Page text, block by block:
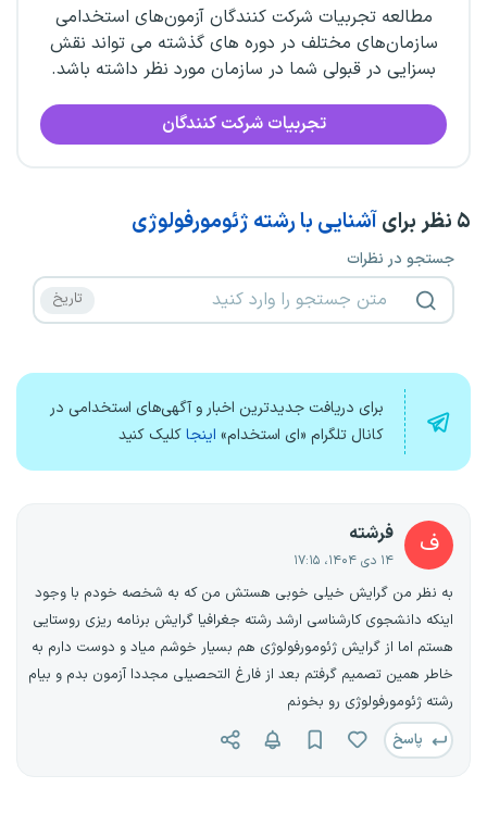
مطالعه تجربیات شرکت کنندگان آزمون‌های استخدامی
سازمان‌های مختلف در دوره های گذشته می تواند نقش
بسزایی در قبولی شما در سازمان مورد نظر داشته باشد.
تجربیات شرکت کنندگان
۵ نظر برایآشنایی با رشته ژئومورفولوژی
جستجو در نظرات
برای دریافت جدیدترین اخبار و آگهی‌های استخدامی در
کانال تلگرام «ای استخدام» اینجاکلیک کنید
ف فرشته
۱۴ دی ۱۴۰۴، ۱۷:۱۵
به نظر من گرایش خیلی خوبی هستش من که به شخصه خودم با وجود
اینکه دانشجوی کارشناسی ارشد رشته جغرافیا گرایش برنامه ریزی روستایی
هستم اما از گرایش ژئومورفولوژی هم بسیار خوشم میاد و دوست دارم به
خاطر همین تصمیم گرفتم بعد از فارغ التحصیلی مجددا آزمون بدم و بیام
رشته ژئومورفولوژی رو بخونم
پاسخ